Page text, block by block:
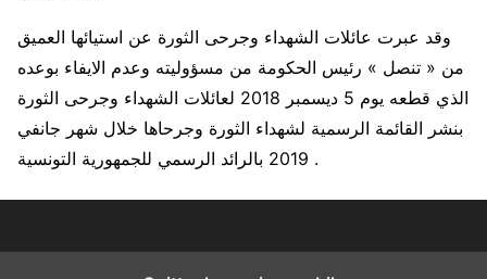
وقد عبرت عائلات الشهداء وجرحى الثورة عن استيائها العميق
من « تنصل » رئيس الحكومة من مسؤوليته وعدم الايفاء بوعده
الذي قطعه يوم 5 ديسمبر 2018 لعائلات الشهداء وجرحى الثورة
بنشر القائمة الرسمية لشهداء الثورة وجرحاها خلال شهر جانفي
2019 بالرائد الرسمي للجمهورية التونسية .